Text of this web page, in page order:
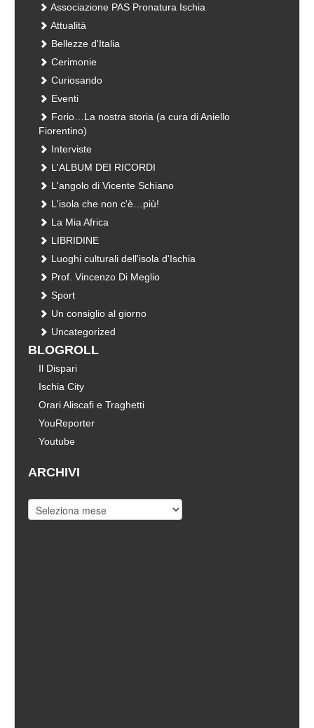
Associazione PAS Pronatura Ischia
Attualità
Bellezze d'Italia
Cerimonie
Curiosando
Eventi
Forio…La nostra storia (a cura di Aniello
Fiorentino)
Interviste
L'ALBUM DEI RICORDI
L'angolo di Vicente Schiano
L'isola che non c'è…più!
La Mia Africa
LIBRIDINE
Luoghi culturali dell'isola d'Ischia
Prof. Vincenzo Di Meglio
Sport
Un consiglio al giorno
Uncategorized
BLOGROLL
Il Dispari
Ischia City
Orari Aliscafi e Traghetti
YouReporter
Youtube
ARCHIVI